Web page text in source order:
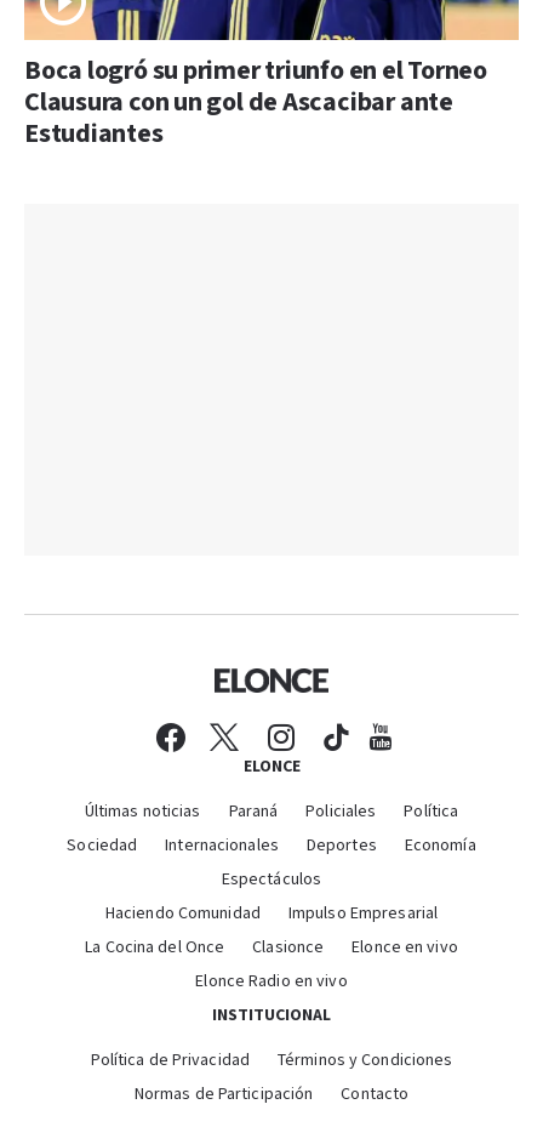
Boca logró su primer triunfo en el Torneo
Clausura con un gol de Ascacibar ante
Estudiantes
ELONCE
Últimas noticias Paraná Policiales
Política
Sociedad
Internacionales Deportes
Economía
Espectáculos
Haciendo Comunidad
Impulso Empresarial
La Cocina del Once
Clasionce
Elonce en vivo
Elonce Radio en vivo
INSTITUCIONAL
Política de Privacidad
Términos y Condiciones
Normas de Participación
Contacto